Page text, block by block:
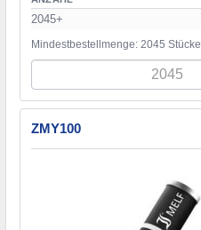
2045+
Mindestbestellmenge: 2045 Stücke
ZMY100